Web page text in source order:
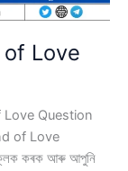
Love
Love Question
of Love
কৰক আৰু আপুনি